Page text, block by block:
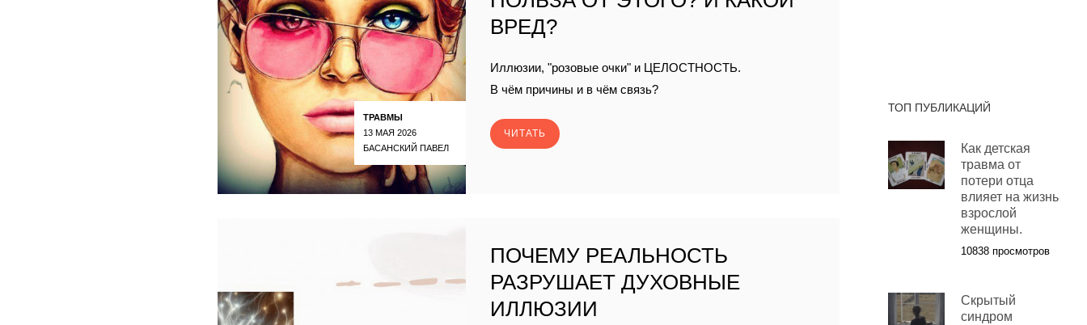
ТРАВМЫ
13 МАЯ 2026
БАСАНСКИЙ ПАВЕЛ
ВРЕД?
Иллюзии, "розовые очки" и ЦЕЛОСТНОСТЬ.
В чём причины и в чём связь?
ЧИТАТЬ
ПОЧЕМУ РЕАЛЬНОСТЬ
РАЗРУШАЕТ ДУХОВНЫЕ
ИЛЛЮЗИИ
ТОП ПУБЛИКАЦИЙ
Как детская
травма от
потери отца
влияет на жизнь
взрослой
женщины.
10838 просмотров
Cкрытый
синдром